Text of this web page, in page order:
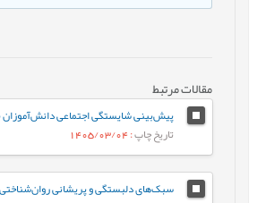
مقالات مرتبط
تاریخ چاپ: 1405/03/04